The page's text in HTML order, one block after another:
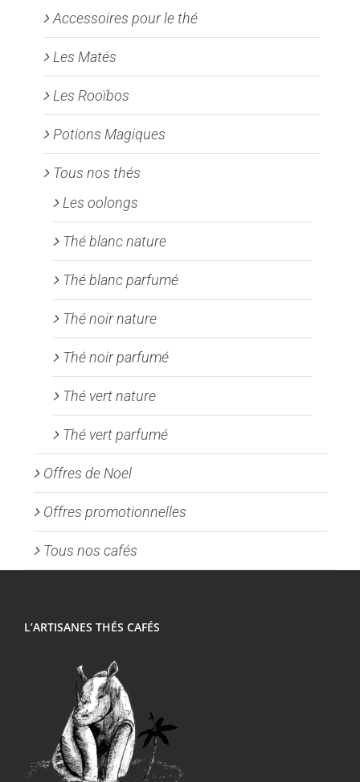
Accessoires pour le thé
Les Matés
Les Rooïbos
Potions Magiques
Tous nos thés
Les oolongs
Thé blanc nature
Thé blanc parfumé
Thé noir nature
Thé noir parfumé
Thé vert nature
Thé vert parfumé
Offres de Noel
Offres promotionnelles
Tous nos cafés
L’ARTISANES THÉS CAFÉS